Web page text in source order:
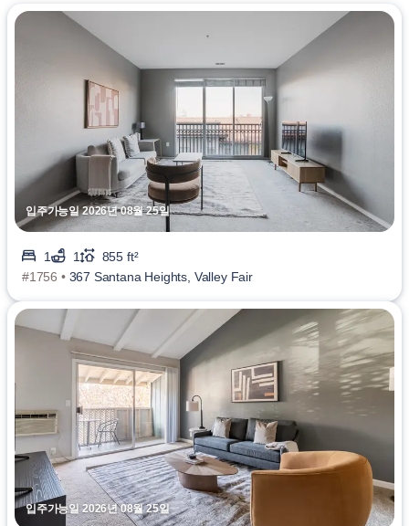
입주가능일 2026년 08월 25일
1 1
855 ft²
#1756 • 367 Santana Heights, Valley Fair
입주가능일 2026년 08월 25일